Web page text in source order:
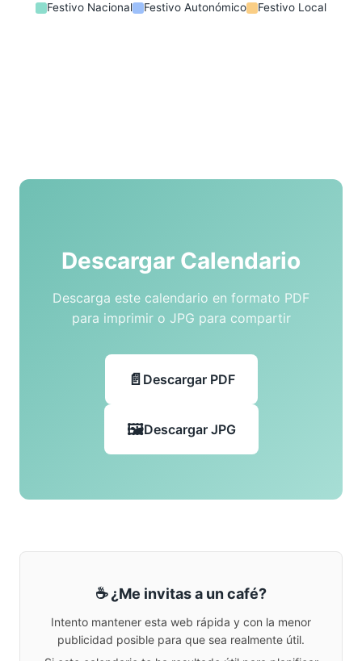
Festivo Nacional Festivo Autonómico Festivo Local
Descargar Calendario
Descarga este calendario en formato PDF
para imprimir o JPG para compartir
Descargar PDF
Descargar JPG
☕ ¿Me invitas a un café?
Intento mantener esta web rápida y con la menor
publicidad posible para que sea realmente útil.